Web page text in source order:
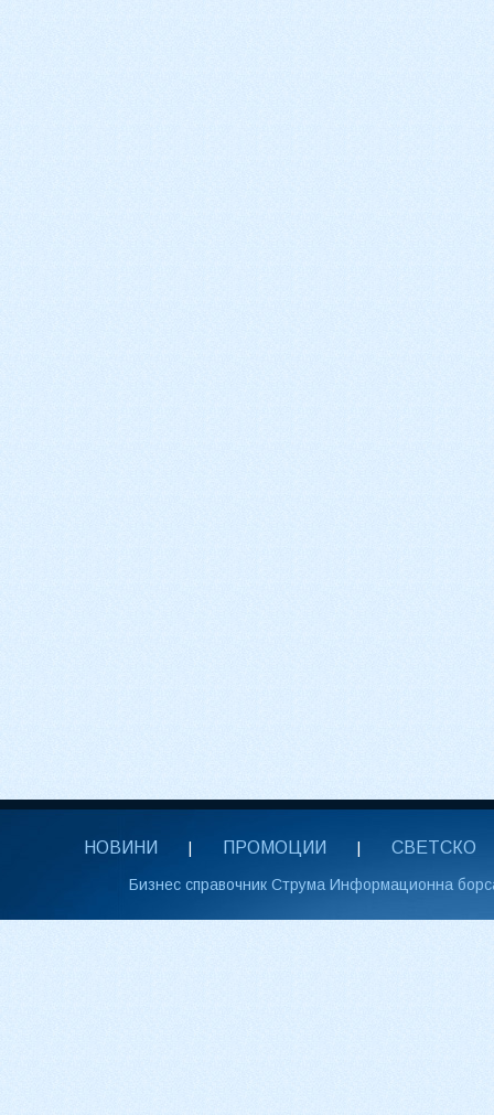
НОВИНИ ПРОМОЦИИ СВЕТСКО
Бизнес справочник Струма Информационна